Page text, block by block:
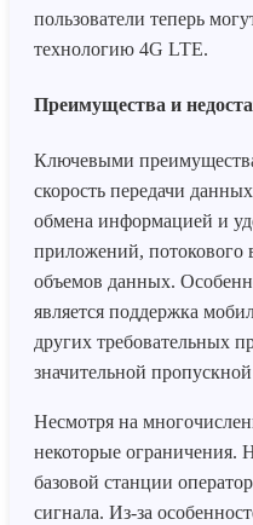
пользователи теперь
технологию 4G LTE.
Преимущества и
Ключевыми
скорость передачи
обмена информацией и
приложений, потокового
объемов данных.
является поддержка
других требовательных
значительной
Несмотря на
некоторые ограничения.
базовой станции
сигнала. Из-за